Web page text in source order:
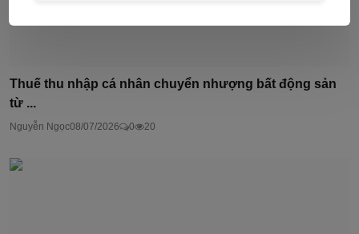
Thuế thu nhập cá nhân chuyển nhượng bất động sản
từ ...
Nguyễn Ngọc08/07/2026 0 20